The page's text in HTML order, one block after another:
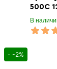
500С
В
- -2%